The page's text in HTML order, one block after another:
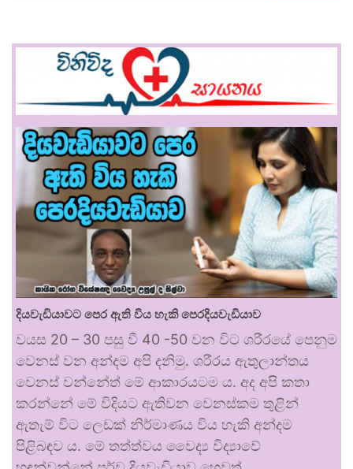
දියවැඩියාවට පෙර ඇති විය හැකි පෙරදියවැඩියාව
වයස 20 – 30 පසු වී 40 -50 වන විට ශරීරයේ පෙනුම
වෙනස් වන අන්දම අපි දනිමු. ශරීරය ඇතුලාන්තය
වෙනස් වන්නේත් මේ ආකාරයටම ය. අද අපි කතා
කරන්නේ මේ විදියට ඇතිවන වෙනස්කම තුළින්
ඇතැම් විට ලෙඩක් නිර්මාණය විය හැකි අන්දම
පිළිබඳව ය. මේ තත්ත්වය වෛද්‍ය විද්‍යාවේ